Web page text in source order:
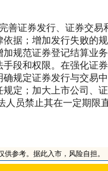
善证券发行、证券交易
据；增加发行失败的
规范证券登记结算业
段和权限。在强化证
规定证券发行与交易
定；加大上市公司、
人员禁止其在一定期限
参考。据此入市，风险自担。